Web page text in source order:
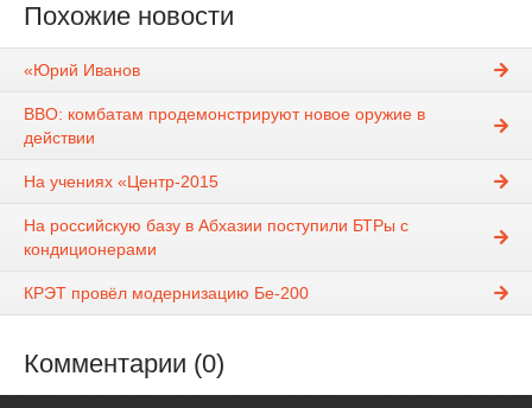
Похожие новости
«Юрий Иванов
ВВО: комбатам продемонстрируют новое оружие в
действии
На учениях «Центр-2015
На российскую базу в Абхазии поступили БТРы с
кондиционерами
КРЭТ провёл модернизацию Бе-200
Комментарии (0)